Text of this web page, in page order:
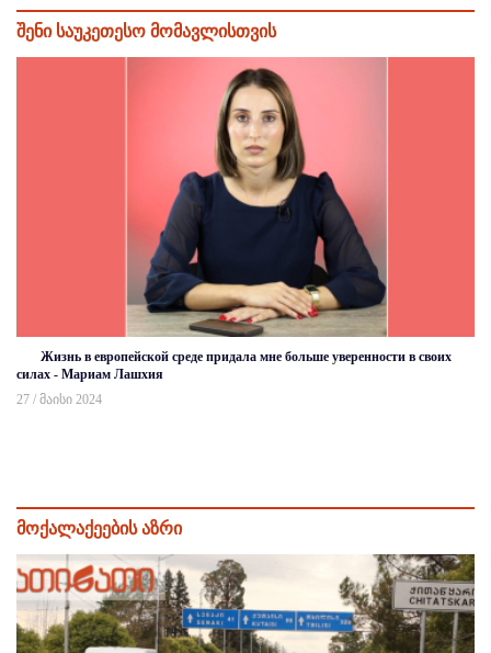
შენი საუკეთესო მომავლისთვის
Жизнь в европейской среде придала мне больше уверенности в своих
силах - Мариам Лашхия
27 / მაისი 2024
მოქალაქეების აზრი